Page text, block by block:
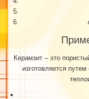
Керамзит – это
изготовляется